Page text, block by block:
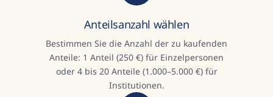
Anteilsanzahl wählen
Bestimmen Sie die Anzahl der zu kaufenden
Anteile: 1 Anteil (250 €) für Einzelpersonen
oder 4 bis 20 Anteile (1.000–5.000 €) für
Institutionen.